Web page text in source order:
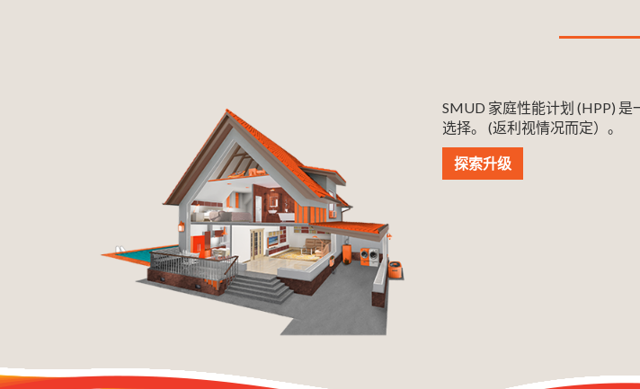
SMUD 家庭性能计划 (HPP)
选择。 (返利视情况而定）。
探索升级